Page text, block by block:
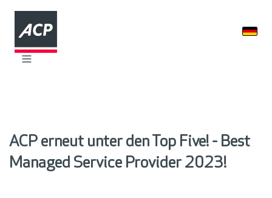
ACP erneut unter den Top Five! - Best
Managed Service Provider 2023!